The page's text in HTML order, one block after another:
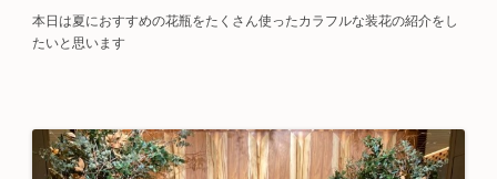
本日は夏におすすめの花瓶をたくさん使ったカラフルな装花の紹介をし
たいと思います